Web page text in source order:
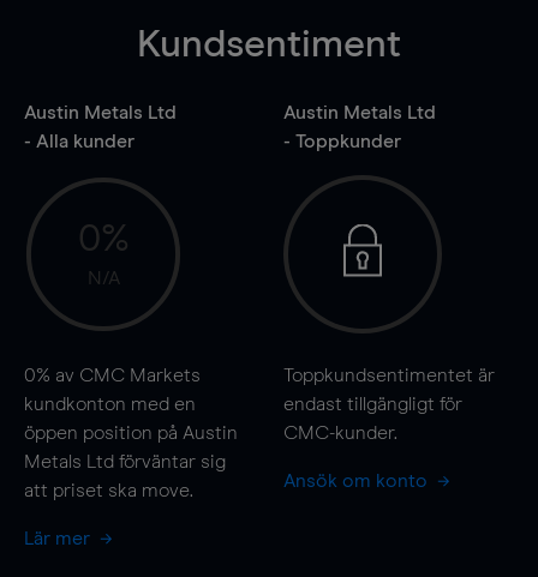
Kundsentiment
Austin Metals Ltd
- Alla kunder
0%
N/A
0% av CMC Markets
kundkonton med en
öppen position på Austin
Metals Ltd förväntar sig
att priset ska move.
Lär mer
Austin Metals Ltd
- Toppkunder
Toppkundsentimentet är
endast tillgängligt för
CMC-kunder.
Ansök om konto